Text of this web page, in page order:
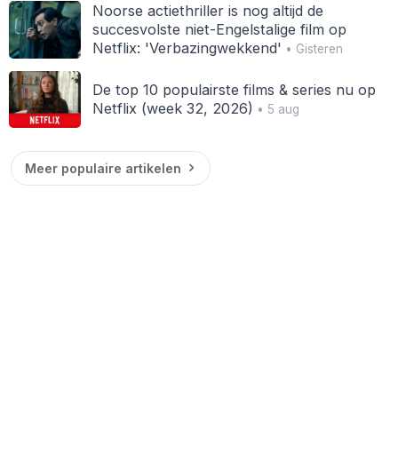
Noorse actiethriller is nog altijd de
succesvolste niet-Engelstalige film op
Netflix: 'Verbazingwekkend' • Gisteren
De top 10 populairste films & series nu op
Netflix (week 32, 2026) • 5 aug
Meer populaire artikelen